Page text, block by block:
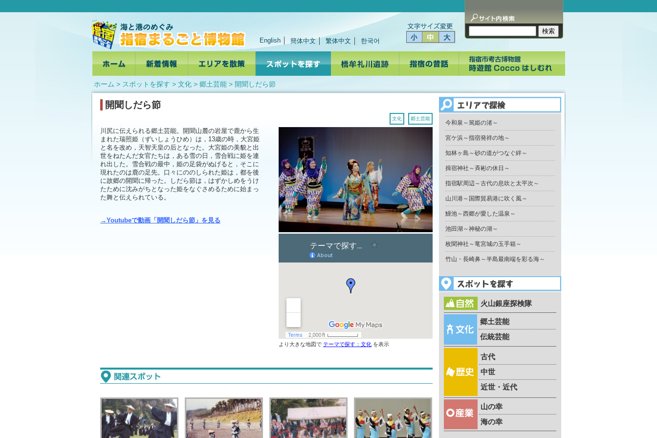
English 簡体中文 繁体中文 한국어
ホーム > スポットを探す > 文化 > 郷土芸能 > 開聞しだら節
開聞しだら節
文化 郷土芸能
川尻に伝えられる郷土芸能。開聞山麓の岩屋で鹿から生
まれた瑞照姫（ずいしょうひめ）は，13歳の時，大宮姫
と名を改め，天智天皇の后となった。大宮姫の美貌と出
世をねたんだ女官たちは，ある雪の日，雪合戦に姫を連
れ出した。雪合戦の最中，姫の足袋がぬげると，そこに
現れたのは鹿の足先。口々にののしられた姫は，都を後
に故郷の開聞に帰った。しだら節は，はずかしめをうけ
たために沈みがちとなった姫をなぐさめるために始まっ
た舞と伝えられている。
→Youtubeで動画「開聞しだら節」を見る
より大きな地図で テーマで探す：文化 を表示
今和泉～篤姫の渚～
宮ケ浜～指宿発祥の地～
知林ヶ島～砂の道がつなぐ絆～
揖宿神社～斉彬の休日～
指宿駅周辺～古代の息吹と太平次～
山川港～国際貿易港に吹く風～
鰻池～西郷が愛した温泉～
池田湖～神秘の湖～
枚聞神社～竜宮城の玉手箱～
竹山・長崎鼻～半島最南端を彩る海～
火山銀座探検隊
郷土芸能
伝統芸能
古代
中世
近世・近代
山の幸
海の幸